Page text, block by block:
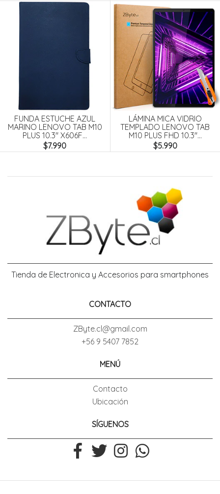
FUNDA ESTUCHE AZUL
MARINO LENOVO TAB M10
PLUS 10.3" X606F...
$7.990
LÁMINA MICA VIDRIO
TEMPLADO LENOVO TAB
M10 PLUS FHD 10.3"...
$5.990
Tienda de Electronica y Accesorios para smartphones
CONTACTO
ZByte.cl@gmail.com
+56 9 5407 7852
MENÚ
Contacto
Ubicación
SÍGUENOS